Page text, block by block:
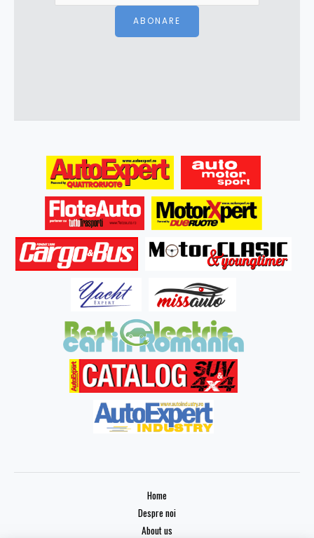
ABONARE
Home
Despre noi
About us